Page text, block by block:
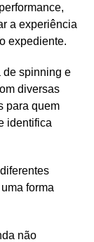
a experiência
expediente.
de spinning e
diversas
para quem
identifica
forma
não